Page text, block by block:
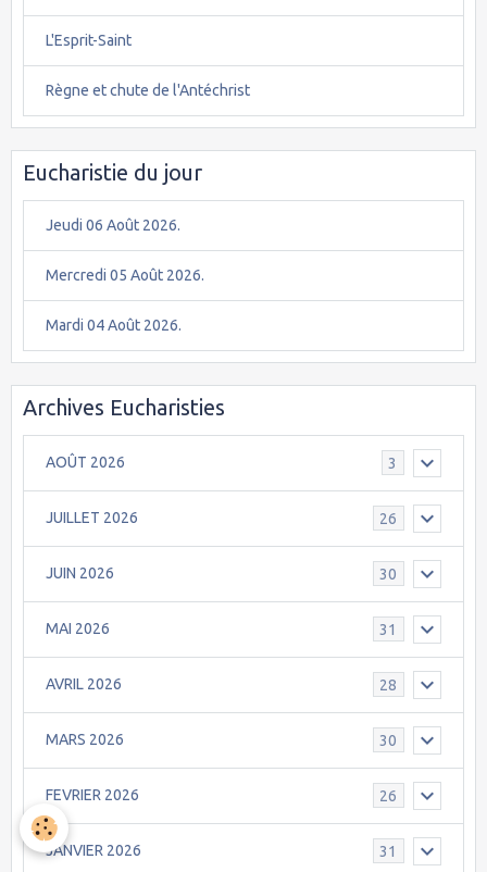
L'Esprit-Saint
Règne et chute de l'Antéchrist
Eucharistie du jour
Jeudi 06 Août 2026.
Mercredi 05 Août 2026.
Mardi 04 Août 2026.
Archives Eucharisties
AOÛT 2026 3
JUILLET 2026 26
JUIN 2026 30
MAI 2026 31
AVRIL 2026 28
MARS 2026 30
FEVRIER 2026 26
JANVIER 2026 31